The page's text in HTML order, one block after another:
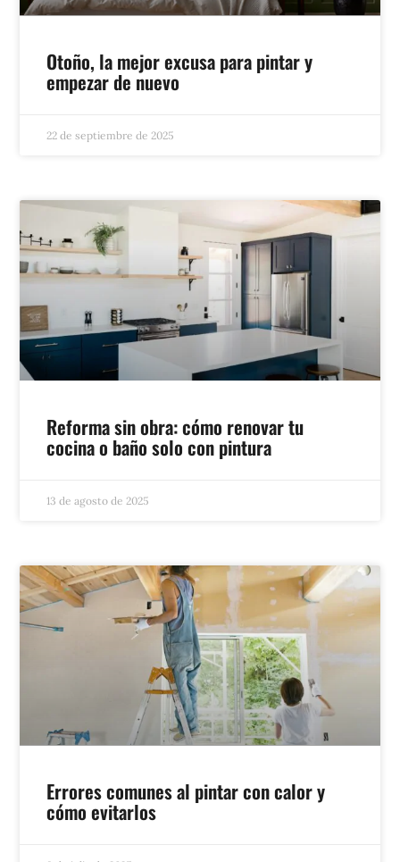
Otoño, la mejor excusa para pintar y
empezar de nuevo
22 de septiembre de 2025
Reforma sin obra: cómo renovar tu
cocina o baño solo con pintura
13 de agosto de 2025
Errores comunes al pintar con calor y
cómo evitarlos